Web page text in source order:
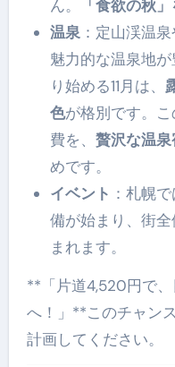
ん。
「食欲の秋
温泉：定山渓温
魅力的な温泉地
り始める11月は、
色が格別です。
費を、 贅沢な温
めです。
イベント ：札幌
備が始まり、街
まれます。
**「片道4,520円で
へ！」**このチャン
計画してください。